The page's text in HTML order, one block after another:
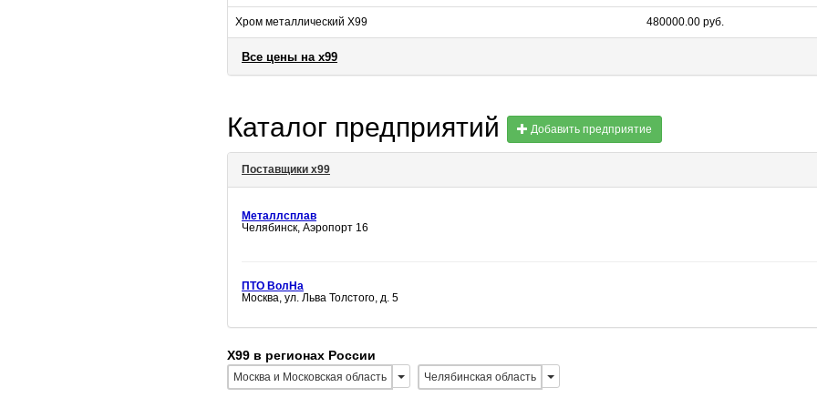
Хром металлический Х99 480000.00 руб.
Все цены на х99
Каталог предприятий Добавить предприятие
Поставщики х99
Металлсплав
Челябинск, Аэропорт 16
ПТО ВолНа
Москва, ул. Льва Толстого, д. 5
Х99 в регионах России
Москва и Московская область Челябинская область